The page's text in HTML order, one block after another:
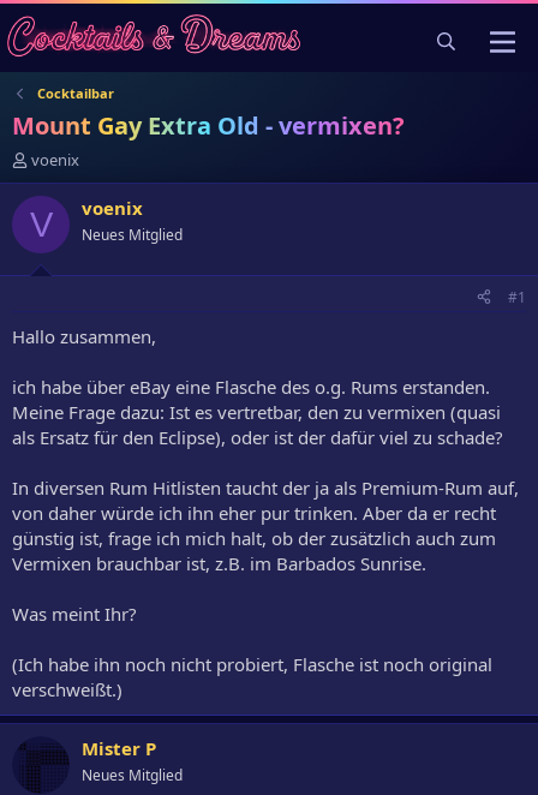
Cocktailbar
Mount Gay Extra Old - vermixen?
E
r
s
t
r
voenix
V voenix
Neues Mitglied
#1
Hallo zusammen,
ich habe über eBay eine Flasche des o.g. Rums erstanden.
Meine Frage dazu: Ist es vertretbar, den zu vermixen (quasi
als Ersatz für den Eclipse), oder ist der dafür viel zu schade?
In diversen Rum Hitlisten taucht der ja als Premium-Rum auf,
von daher würde ich ihn eher pur trinken. Aber da er recht
günstig ist, frage ich mich halt, ob der zusätzlich auch zum
Vermixen brauchbar ist, z.B. im Barbados Sunrise.
Was meint Ihr?
(Ich habe ihn noch nicht probiert, Flasche ist noch original
verschweißt.)
Mister P
Neues Mitglied